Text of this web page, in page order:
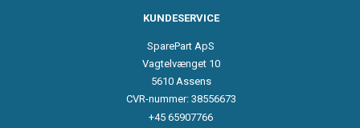
KUNDESERVICE
SparePart ApS
Vagtelvænget 10
5610 Assens
CVR-nummer: 38556673
+45 65907766